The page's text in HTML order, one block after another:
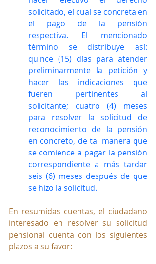
solicitado, el cual se concreta en
el pago de la pensión
respectiva. El mencionado
término se distribuye así:
quince (15) días para atender
preliminarmente la petición y
hacer las indicaciones que
fueren pertinentes al
solicitante; cuatro (4) meses
para resolver la solicitud de
reconocimiento de la pensión
en concreto, de tal manera que
se comience a pagar la pensión
correspondiente a más tardar
seis (6) meses después de que
se hizo la solicitud.
En resumidas cuentas, el ciudadano
interesado en resolver su solicitud
pensional cuenta con los siguientes
plazos a su favor: